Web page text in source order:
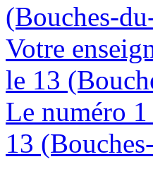
(Bouches-
Votre
le 13
Le numéro 1
13